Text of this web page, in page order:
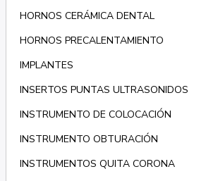
HORNOS CERÁMICA DENTAL
HORNOS PRECALENTAMIENTO
IMPLANTES
INSERTOS PUNTAS ULTRASONIDOS
INSTRUMENTO DE COLOCACIÓN
INSTRUMENTO OBTURACIÓN
INSTRUMENTOS QUITA CORONA